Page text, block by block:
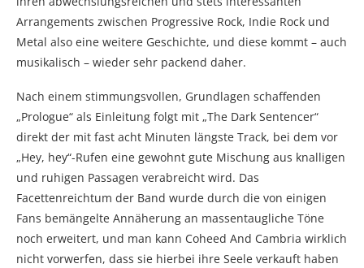
Arrangements zwischen Progressive Rock, Indie Rock und
Metal also eine weitere Geschichte, und diese kommt – auch
musikalisch – wieder sehr packend daher.
Nach einem stimmungsvollen, Grundlagen schaffenden
„Prologue“ als Einleitung folgt mit „The Dark Sentencer“
direkt der mit fast acht Minuten längste Track, bei dem vor
„Hey, hey“-Rufen eine gewohnt gute Mischung aus knalligen
und ruhigen Passagen verabreicht wird. Das
Facettenreichtum der Band wurde durch die von einigen
Fans bemängelte Annäherung an massentaugliche Töne
noch erweitert, und man kann Coheed And Cambria wirklich
nicht vorwerfen, dass sie hierbei ihre Seele verkauft haben